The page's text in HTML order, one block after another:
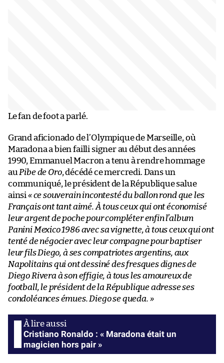
Le fan de foot a parlé.
Grand aficionado de l’Olympique de Marseille, où
Maradona a bien failli signer au début des années
1990, Emmanuel Macron a tenu à rendre hommage
au Pibe de Oro, décédé ce mercredi. Dans un
communiqué, le président de la République salue
ainsi « ce souverain incontesté du ballon rond que les
Français ont tant aimé. À tous ceux qui ont économisé
leur argent de poche pour compléter enfin l’album
Panini Mexico 1986 avec sa vignette, à tous ceux qui ont
tenté de négocier avec leur compagne pour baptiser
leur fils Diego, à ses compatriotes argentins, aux
Napolitains qui ont dessiné des fresques dignes de
Diego Rivera à son effigie, à tous les amoureux de
football, le président de la République adresse ses
condoléances émues. Diego se queda. »
Cristiano Ronaldo : « Maradona était un
magicien hors pair »